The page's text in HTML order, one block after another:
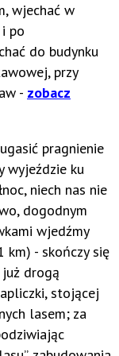
wjechać w
po
do budynku
przy
- zobacz
pragnienie
wyjeździe ku
niech nas nie
dogodnym
wjedźmy
- skończy się
drogą
stojącej
lasem; za